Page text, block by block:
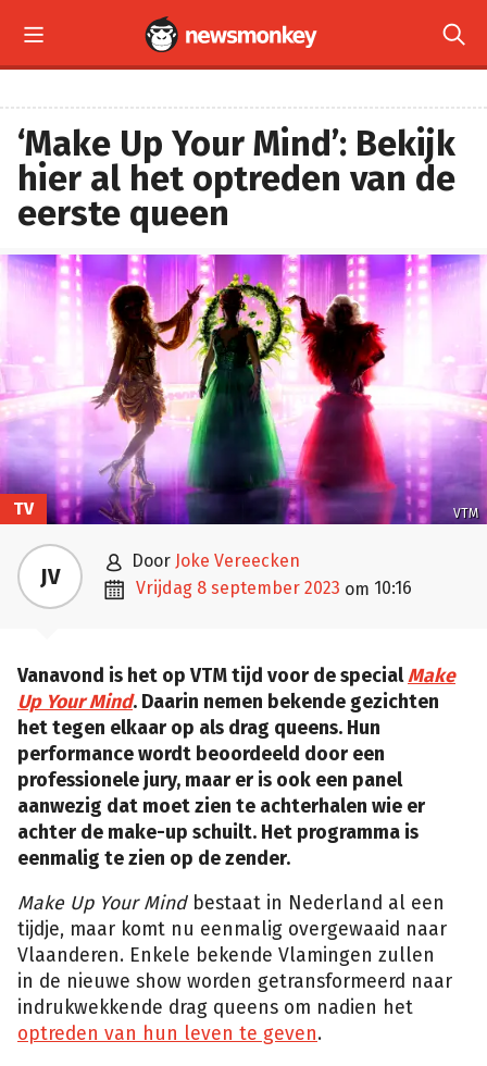
 
‘Make Up Your Mind’: Bekijk
hier al het optreden van de
eerste queen
VTM
TV
JV  door Joke Vereecken
 vrijdag 8 september 2023 om 10:16
Vanavond is het op VTM tijd voor de specialMake
Up Your Mind. Daarin nemen bekende gezichten
het tegen elkaar op als drag queens. Hun
performance wordt beoordeeld door een
professionele jury, maar er is ook een panel
aanwezig dat moet zien te achterhalen wie er
achter de make-up schuilt. Het programma is
eenmalig te zien op de zender.
Make Up Your Mindbestaat in Nederland al een
tijdje, maar komt nu eenmalig overgewaaid naar
Vlaanderen. Enkele bekende Vlamingen zullen
in de nieuwe show worden getransformeerd naar
indrukwekkende drag queens om nadien het
optreden van hun leven te geven.